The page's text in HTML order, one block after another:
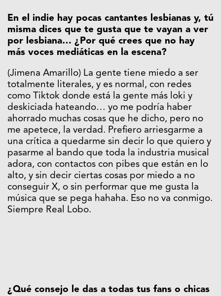
En el indie hay pocas cantantes lesbianas y, tú
misma dices que te gusta que te vayan a ver
por lesbiana… ¿Por qué crees que no hay
más voces mediáticas en la escena?
(Jimena Amarillo) La gente tiene miedo a ser
totalmente literales, y es normal, con redes
como Tiktok donde está la gente más loki y
deskiciada hateando… yo me podría haber
ahorrado muchas cosas que he dicho, pero no
me apetece, la verdad. Prefiero arriesgarme a
una crítica a quedarme sin decir lo que quiero y
pasarme al bando que toda la industria musical
adora, con contactos con pibes que están en lo
alto, y sin decir ciertas cosas por miedo a no
conseguir X, o sin performar que me gusta la
música que se pega hahaha. Eso no va conmigo.
Siempre Real Lobo.
¿Qué consejo le das a todas tus fans o chicas